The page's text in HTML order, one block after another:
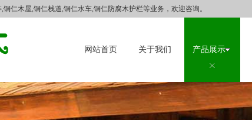
仁木屋,铜仁栈道,铜仁水车,铜仁防腐木护栏等业务，欢迎咨询。
网站首页 关于我们 产品展示